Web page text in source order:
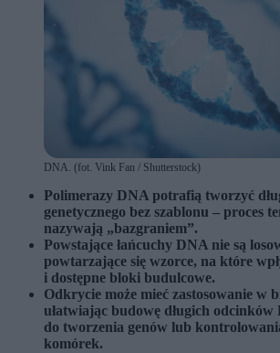
DNA. (fot. Vink Fan / Shutterstock)
Polimerazy DNA potrafią tworzyć
genetycznego bez szablonu – proces
nazywają „bazgraniem”.
Powstające łańcuchy DNA nie są
powtarzające się wzorce, na które
i dostępne bloki budulcowe.
Odkrycie może mieć zastosowanie w
ułatwiając budowę długich
do tworzenia genów lub
komórek.